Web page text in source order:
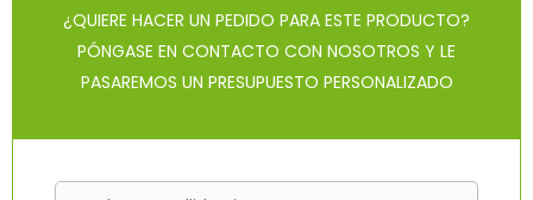
¿QUIERE HACER UN PEDIDO PARA ESTE PRODUCTO?
PÓNGASE EN CONTACTO CON NOSOTROS Y LE
PASAREMOS UN PRESUPUESTO PERSONALIZADO